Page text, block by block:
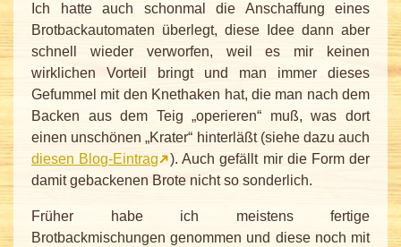
Ich hatte auch schonmal die Anschaffung eines
Brotbackautomaten überlegt, diese Idee dann aber
schnell wieder verworfen, weil es mir keinen
wirklichen Vorteil bringt und man immer dieses
Gefummel mit den Knethaken hat, die man nach dem
Backen aus dem Teig „operieren“ muß, was dort
einen unschönen „Krater“ hinterläßt (siehe dazu auch
diesen Blog-Eintrag
). Auch gefällt mir die Form der
damit gebackenen Brote nicht so sonderlich.
Früher habe ich meistens fertige
Brotbackmischungen genommen und diese noch mit